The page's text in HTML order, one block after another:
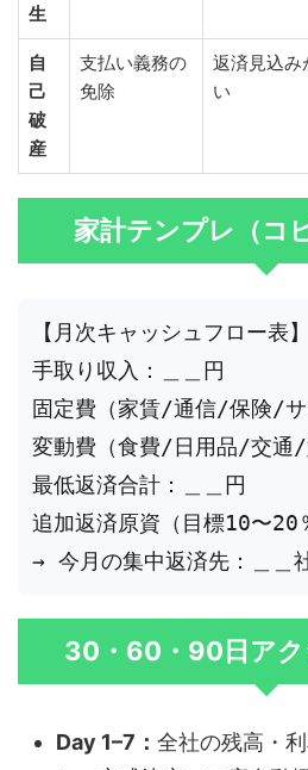
生
自
己
破
産
支払い義務の
免除
返済見込み
い
家計テンプレ（コ
【月次キャッシュフロー表】
手取り収入：＿＿円
固定費（家賃/通信/保険/サ
変動費（食費/日用品/交通/
最低返済合計：＿＿円
追加返済原資（目標10〜20
30・60・90日アク
Day 1–7： 全社の残高・